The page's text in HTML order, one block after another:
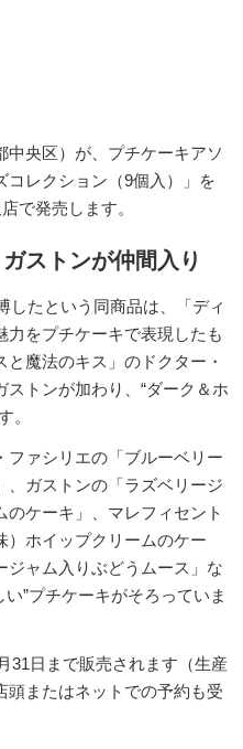
央区）が、プチケーキアソ
コレクション（9個入）」を
で発売します。
ストンが仲間入り
たという同商品は、「ディ
力をプチケーキで表現したも
魔法のキス」のドクター・
トンが加わり、“ダーク＆ホ
。
ァシリエの「ブルーベリー
、ガストンの「ラズベリージ
のケーキ」、マレフィセント
）ホイップクリームのケー
ジャム入りぶどうムース」な
”プチケーキがそろっていま
31日まで販売されます（生産
頭またはネットでの予約も受